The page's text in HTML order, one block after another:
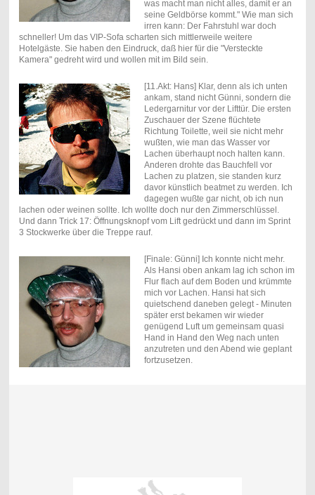
was macht man nicht alles, damit er an
seine Geldbörse kommt." Wie man sich
irren kann: Der Fahrstuhl war doch
schneller! Um das VIP-Sofa scharten sich mittlerweile weitere
Hotelgäste. Sie haben den Eindruck, daß hier für die "Versteckte
Kamera" gedreht wird und wollen mit im Bild sein.
[11.Akt: Hans] Klar, denn als ich unten
ankam, stand nicht Günni, sondern die
Ledergarnitur vor der Lifttür. Die ersten
Zuschauer der Szene flüchtete
Richtung Toilette, weil sie nicht mehr
wußten, wie man das Wasser vor
Lachen überhaupt noch halten kann.
Anderen drohte das Bauchfell vor
Lachen zu platzen, sie standen kurz
davor künstlich beatmet zu werden. Ich
dagegen wußte gar nicht, ob ich nun
lachen oder weinen sollte. Ich wollte doch nur den Zimmerschlüssel.
Und dann Trick 17: Öffnungsknopf vom Lift gedrückt und dann im Sprint
3 Stockwerke über die Treppe rauf.
[Finale: Günni] Ich konnte nicht mehr.
Als Hansi oben ankam lag ich schon im
Flur flach auf dem Boden und krümmte
mich vor Lachen. Hansi hat sich
quietschend daneben gelegt - Minuten
später erst bekamen wir wieder
genügend Luft um gemeinsam quasi
Hand in Hand den Weg nach unten
anzutreten und den Abend wie geplant
fortzusetzen.